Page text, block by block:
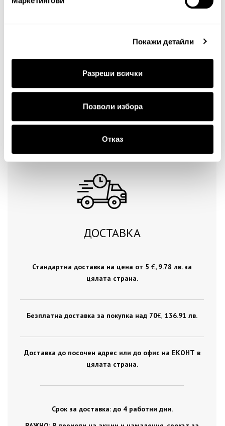
Покажи детайли
Разреши всички
Позволи избора
Отказ
ДОСТАВКА
Стандартна доставка на цена от 5 €, 9.78 лв. за
цялата страна.
Безплатна доставка за покупка над 70€ , 136.91 лв.
Доставка до посочен адрес или до офис на ЕКОНТ в
цялата страна.
Срок за доставка: до 4 работни дни.